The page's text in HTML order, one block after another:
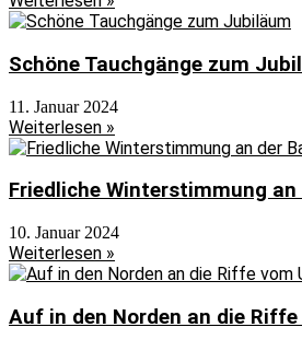
Schöne Tauchgänge zum
11. Januar 2024
Weiterlesen »
Friedliche Winterstimmung an
10. Januar 2024
Weiterlesen »
Auf in den Norden an die